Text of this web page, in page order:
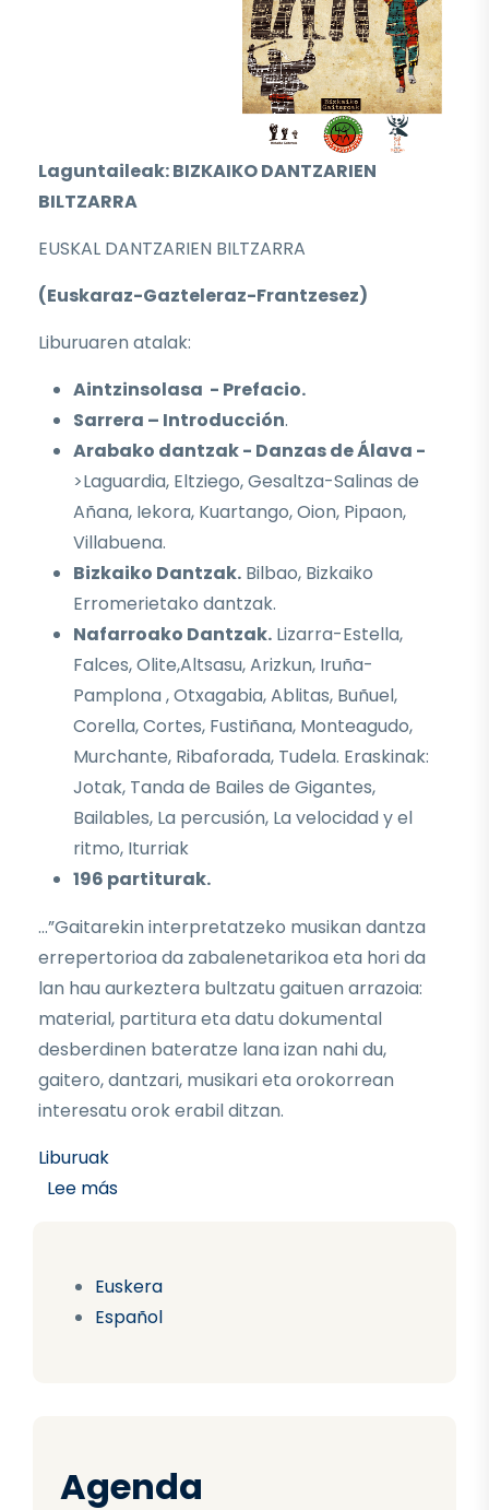
Euskera
Español
Agenda
Laguntaileak: BIZKAIKO DANTZARIEN
BILTZARRA
EUSKAL DANTZARIEN BILTZARRA
(Euskaraz-Gazteleraz-Frantzesez)
Liburuaren atalak:
Aintzinsolasa - Prefacio.
Sarrera – Introducción.
Arabako dantzak - Danzas de Álava -
>Laguardia, Eltziego, Gesaltza-Salinas de
Añana, Iekora, Kuartango, Oion, Pipaon,
Villabuena.
Bizkaiko Dantzak. Bilbao, Bizkaiko
Erromerietako dantzak.
Nafarroako Dantzak. Lizarra-Estella,
Falces, Olite,Altsasu, Arizkun, Iruña-
Pamplona , Otxagabia, Ablitas, Buñuel,
Corella, Cortes, Fustiñana, Monteagudo,
Murchante, Ribaforada, Tudela. Eraskinak:
Jotak, Tanda de Bailes de Gigantes,
Bailables, La percusión, La velocidad y el
ritmo, Iturriak
196 partiturak.
…”Gaitarekin interpretatzeko musikan dantza
errepertorioa da zabalenetarikoa eta hori da
lan hau aurkeztera bultzatu gaituen arrazoia:
material, partitura eta datu dokumental
desberdinen bateratze lana izan nahi du,
gaitero, dantzari, musikari eta orokorrean
interesatu orok erabil ditzan.
Liburuak
Lee mássobre GAITA DANTZAN